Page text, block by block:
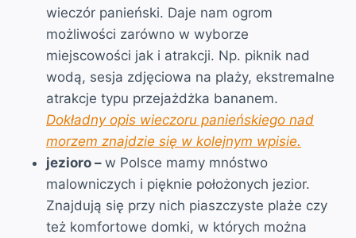
wieczór panieński. Daje nam ogrom
możliwości zarówno w wyborze
miejscowości jak i atrakcji. Np. piknik nad
wodą, sesja zdjęciowa na plaży, ekstremalne
atrakcje typu przejażdżka bananem.
Dokładny opis wieczoru panieńskiego nad
morzem znajdzie się w kolejnym wpisie.
jezioro – w Polsce mamy mnóstwo
malowniczych i pięknie położonych jezior.
Znajdują się przy nich piaszczyste plaże czy
też komfortowe domki, w których można